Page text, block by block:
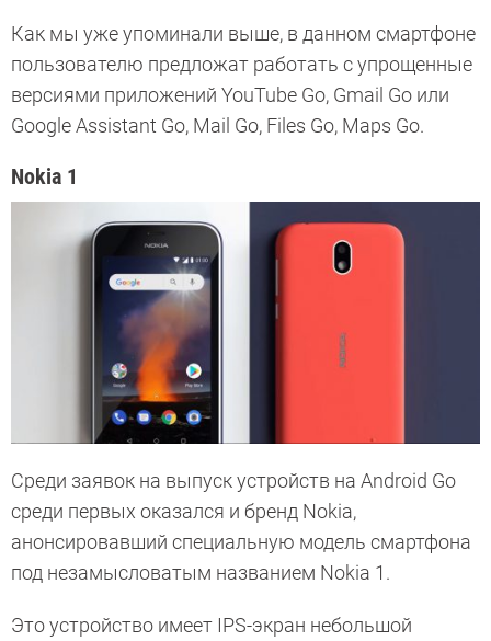
Как мы уже упоминали выше, в данном смартфоне
пользователю предложат работать с упрощенные
версиями приложений YouTube Go, Gmail Go или
Google Assistant Go, Mail Go, Files Go, Maps Go.
Nokia 1
Среди заявок на выпуск устройств на Android Go
среди первых оказался и бренд Nokia,
анонсировавший специальную модель смартфона
под незамысловатым названием Nokia 1.
Это устройство имеет IPS-экран небольшой